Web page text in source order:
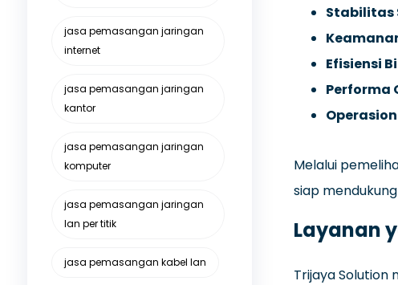
Stabilitas
Efisiensi
Performa
Melalui
siap
Layanan
Trijaya
jasa pemasangan jaringan
internet
jasa pemasangan jaringan
kantor
jasa pemasangan jaringan
komputer
jasa pemasangan jaringan
lan per titik
jasa pemasangan kabel lan